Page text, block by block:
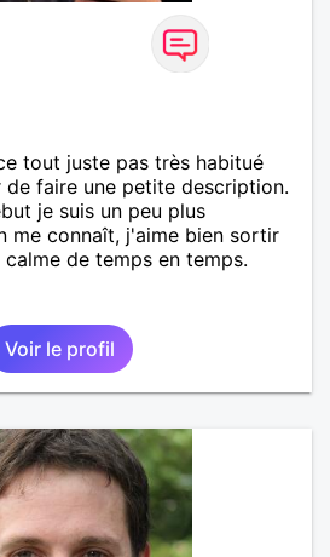
tout juste pas très habitué
de faire une petite description.
je suis un peu plus
me connaît, j'aime bien sortir
de temps en temps.
Voir le profil